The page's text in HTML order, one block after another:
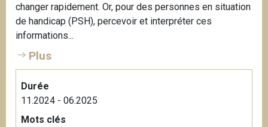
changer rapidement. Or, pour des personnes en situation
de handicap (PSH), percevoir et interpréter ces
informations...
Plus
Durée
11.2024 - 06.2025
Mots clés